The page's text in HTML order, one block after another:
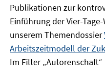
Publikationen zur
Einführung der Vier-
unserem Themendossier
Arbeitszeitmodell der
Im Filter